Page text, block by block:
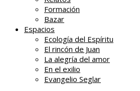
Formación
Bazar
Espacios
Ecología del Espíritu
El rincón de Juan
La alegría del amor
En el exilio
Evangelio Seglar